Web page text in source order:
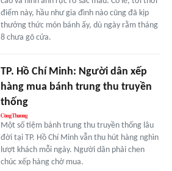
điểm này, hầu như gia đình nào cũng đã kịp
thưởng thức món bánh ấy, dù ngày rằm tháng
8 chưa gõ cửa.
TP. Hồ Chí Minh: Người dân xếp
hàng mua bánh trung thu truyền
thống
Một số tiệm bánh trung thu truyền thống lâu
đời tại TP. Hồ Chí Minh vẫn thu hút hàng nghìn
lượt khách mỗi ngày. Người dân phải chen
chúc xếp hàng chờ mua.